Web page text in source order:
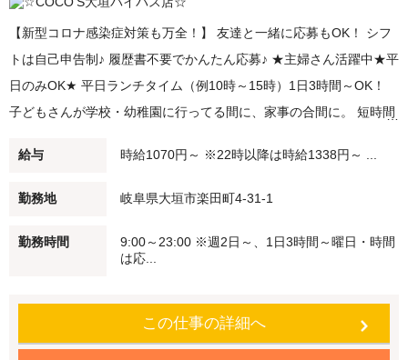
【新型コロナ感染症対策も万全！】 友達と一緒に応募もOK！ シフ
トは自己申告制♪ 履歴書不要でかんたん応募♪ ★主婦さん活躍中★平
日のみOK★ 平日ランチタイム（例10時～15時）1日3時間～OK！
子どもさんが学校・幼稚園に行ってる間に、家事の合間に。 短時間
★ 夕方（例：18時～21時）/夜（例：21時～閉店）勤務できる方歓
迎！ 22時以降は時給25％UP♪ Wワーク・シニアの方も積極採用中♪
タート 働く仲間もしっかりフォローします！ ●食事補助 自慢のメニ
給与 時給1070円～ ※22時以降は時給1338円～ ...
勤務地 岐阜県大垣市楽田町4-31-1
勤務時間
9:00～23:00 ※週2日～、1日3時間～曜日・時間
は応...
この仕事の詳細へ